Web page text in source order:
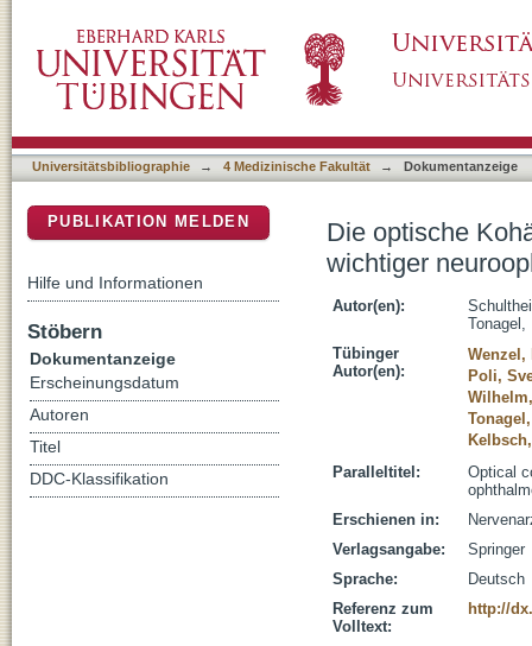
neuroophthalmologischer Krankheitsbilder
Universitätsbibliographie → 4 Medizinische Fakultät → Dokumentanzeige
Die optische
wichtiger
Autor(en):
Tonagel,
Tübinger
Autor(en):
Wenzel,
Poli,
Paralleltitel:
Optical
Erschienen in:
Verlagsangabe:
Springer
Sprache:
Deutsch
Referenz zum
Volltext:
http://
PUBLIKATION MELDEN
Hilfe und Informationen
Stöbern
Dokumentanzeige
Erscheinungsdatum
Autoren
Titel
DDC-Klassifikation